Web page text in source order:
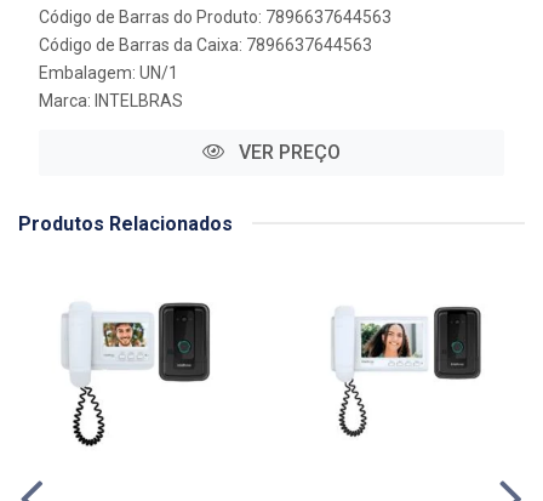
Código de Barras do Produto: 7896637644563
Código de Barras da Caixa: 7896637644563
Embalagem: UN/1
Marca: INTELBRAS
VER PREÇO
Produtos Relacionados